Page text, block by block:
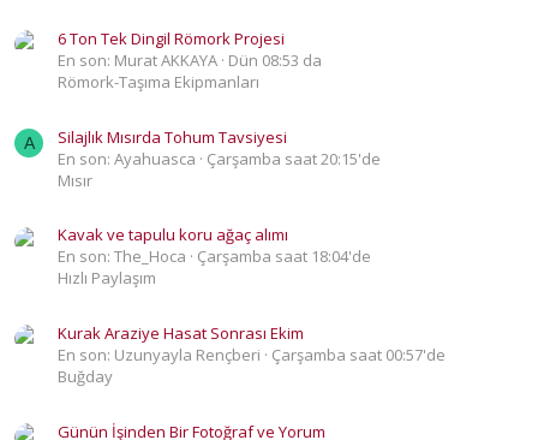
6 Ton Tek Dingil Römork Projesi
En son: Murat AKKAYA Dün 08:53 da
Römork-Taşıma Ekipmanları
A
Silajlık Mısırda Tohum Tavsiyesi
En son: Ayahuasca
Çarşamba saat 20:15'de
Mısır
Kavak ve tapulu koru ağaç alımı
En son: The_Hoca
Çarşamba saat 18:04'de
Hızlı Paylaşım
Kurak Araziye Hasat Sonrası Ekim
En son: Uzunyayla Rençberi
Çarşamba saat 00:57'de
Buğday
Günün İşinden Bir Fotoğraf ve Yorum